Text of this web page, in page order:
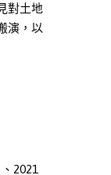
對土地
演，以
2021